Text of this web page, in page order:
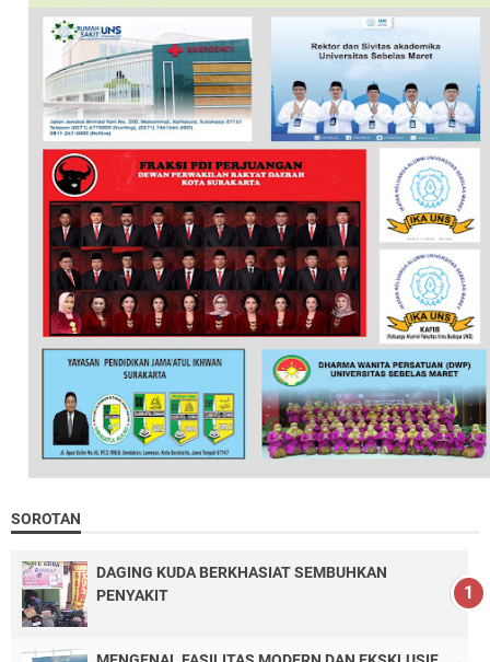
SOROTAN
DAGING KUDA BERKHASIAT SEMBUHKAN
PENYAKIT